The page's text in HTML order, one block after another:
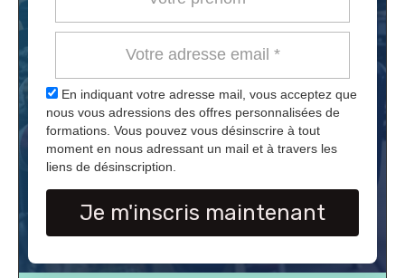
En indiquant votre adresse mail, vous acceptez que
nous vous adressions des offres personnalisées de
formations. Vous pouvez vous désinscrire à tout
moment en nous adressant un mail et à travers les
liens de désinscription.
Je m'inscris maintenant